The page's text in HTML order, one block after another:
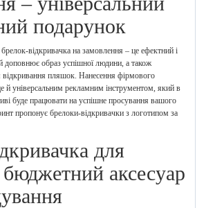
подарунок
відкривачка на замовлення – це ефектний і
доповнює образ успішної людини, а також
відкривання пляшок. Нанесення фірмового
й універсальним рекламним інструментом, який в
буде працювати на успішне просування вашого
пропонує брелоки-відкривачки з логотипом за
для
аксесуар